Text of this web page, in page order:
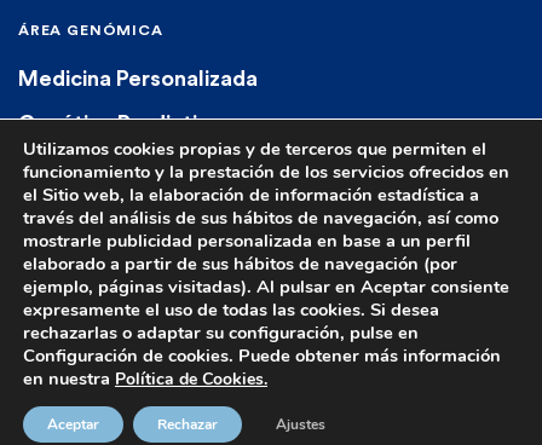
ÁREA GENÓMICA
Medicina Personalizada
Genética Predictiva
Genética Diagnóstica
Farmacogenética
© 2023 Euroespes. All rights reserved.Aviso Legal|Política de Privacidad
Política de cookies|Términos y Condiciones de Venta
Utilizamos cookies propias y de terceros que permiten el
funcionamiento y la prestación de los servicios ofrecidos en
el Sitio web, la elaboración de información estadística a
través del análisis de sus hábitos de navegación, así como
mostrarle publicidad personalizada en base a un perfil
elaborado a partir de sus hábitos de navegación (por
ejemplo, páginas visitadas). Al pulsar en Aceptar consiente
expresamente el uso de todas las cookies. Si desea
rechazarlas o adaptar su configuración, pulse en
Configuración de cookies. Puede obtener más información
en nuestra Política de Cookies.
Aceptar Rechazar Ajustes